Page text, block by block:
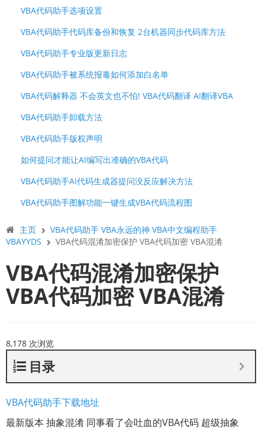
VBA代码助手选项设置
VBA代码助手代码库备份和恢复 2台机器同步代码库方法
VBA代码助手专业版更新日志
VBA代码助手被系统报毒如何添加白名单
VBA代码解释器 不会英文也不怕! VBA代码翻译 AI翻译VBA
VBA代码助手卸载方法
VBA代码助手版权声明
如何提问才能让AI编写出准确的VBA代码
VBA代码助手AI代码生成器提问没反应解决方法
VBA代码助手图解功能一键生成VBA代码流程图
主页
VBA代码助手 VBA永远的神 VBA中文编程助手
VBAYYDS
VBA代码混淆加密保护 VBA代码加密 VBA混淆
VBA代码混淆加密保护
VBA代码加密 VBA混淆
8,178 次浏览
目录
VBA代码助手下载地址
最新版本 抽象混淆 同事看了会吐血的VBA代码 超级抽象